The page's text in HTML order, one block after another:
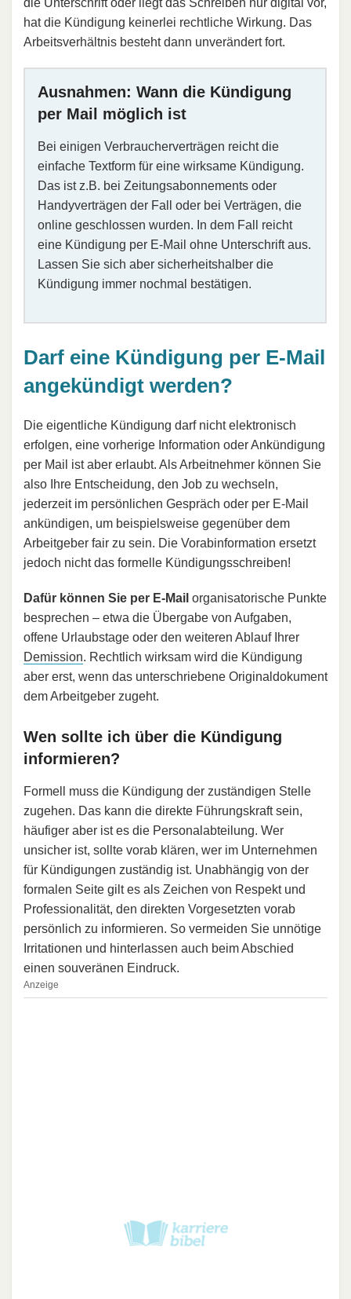
die Unterschrift oder liegt das Schreiben nur digital vor,
hat die Kündigung keinerlei rechtliche Wirkung. Das
Arbeitsverhältnis besteht dann unverändert fort.
Ausnahmen: Wann die Kündigung
per Mail möglich ist
Bei einigen Verbraucherverträgen reicht die
einfache Textform für eine wirksame Kündigung.
Das ist z.B. bei Zeitungsabonnements oder
Handyverträgen der Fall oder bei Verträgen, die
online geschlossen wurden. In dem Fall reicht
eine Kündigung per E-Mail ohne Unterschrift aus.
Lassen Sie sich aber sicherheitshalber die
Kündigung immer nochmal bestätigen.
Darf eine Kündigung per E-Mail
angekündigt werden?
Die eigentliche Kündigung darf nicht elektronisch
erfolgen, eine vorherige Information oder Ankündigung
per Mail ist aber erlaubt. Als Arbeitnehmer können Sie
also Ihre Entscheidung, den Job zu wechseln,
jederzeit im persönlichen Gespräch oder per E-Mail
ankündigen, um beispielsweise gegenüber dem
Arbeitgeber fair zu sein. Die Vorabinformation ersetzt
jedoch nicht das formelle Kündigungsschreiben!
Dafür können Sie per E-Mail organisatorische Punkte
besprechen – etwa die Übergabe von Aufgaben,
offene Urlaubstage oder den weiteren Ablauf Ihrer
Demission. Rechtlich wirksam wird die Kündigung
aber erst, wenn das unterschriebene Originaldokument
dem Arbeitgeber zugeht.
Wen sollte ich über die Kündigung
informieren?
Formell muss die Kündigung der zuständigen Stelle
zugehen. Das kann die direkte Führungskraft sein,
häufiger aber ist es die Personalabteilung. Wer
unsicher ist, sollte vorab klären, wer im Unternehmen
für Kündigungen zuständig ist. Unabhängig von der
formalen Seite gilt es als Zeichen von Respekt und
Professionalität, den direkten Vorgesetzten vorab
persönlich zu informieren. So vermeiden Sie unnötige
Irritationen und hinterlassen auch beim Abschied
einen souveränen Eindruck.
Anzeige